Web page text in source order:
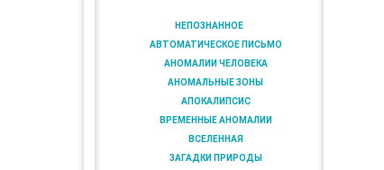
НЕПОЗНАННОЕ
АВТОМАТИЧЕСКОЕ ПИСЬМО
АНОМАЛИИ ЧЕЛОВЕКА
АНОМАЛЬНЫЕ ЗОНЫ
АПОКАЛИПСИС
ВРЕМЕННЫЕ АНОМАЛИИ
ВСЕЛЕННАЯ
ЗАГАДКИ ПРИРОДЫ